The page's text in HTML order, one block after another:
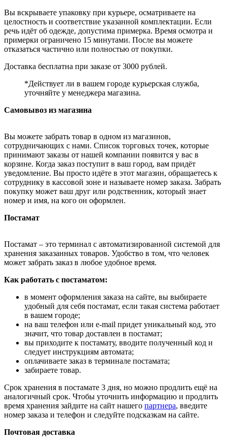
Вы вскрываете упаковку при курьере, осматриваете на
целостность и соответствие указанной комплектации. Если
речь идёт об одежде, допустима примерка. Время осмотра и
примерки ограничено 15 минутами. После вы можете
отказаться частично или полностью от покупки.
Доставка бесплатна при заказе от 3000 рублей.
*Действует ли в вашем городе курьерская служба,
уточняйте у менеджера магазина.
Самовывоз из магазина
Вы можете забрать товар в одном из магазинов,
сотрудничающих с нами. Список торговых точек, которые
принимают заказы от нашей компании появится у вас в
корзине. Когда заказ поступит в ваш город, вам придёт
уведомление. Вы просто идёте в этот магазин, обращаетесь к
сотруднику в кассовой зоне и называете номер заказа. Забрать
покупку может ваш друг или родственник, который знает
номер и имя, на кого он оформлен.
Постамат
Постамат – это терминал с автоматизированной системой для
хранения заказанных товаров. Удобство в том, что человек
может забрать заказ в любое удобное время.
Как работать с постаматом:
в момент оформления заказа на сайте, вы выбираете
удобный для себя постамат, если такая система работает
в вашем городе;
на ваш телефон или e-mail придет уникальный код, это
значит, что товар доставлен в постамат;
вы приходите к постамату, вводите полученный код и
следует инструкциям автомата;
оплачиваете заказ в терминале постамата;
забираете товар.
Срок хранения в постамате 3 дня, но можно продлить ещё на
аналогичный срок. Чтобы уточнить информацию и продлить
время хранения зайдите на сайт нашего партнера, введите
номер заказа и телефон и следуйте подсказкам на сайте.
Почтовая доставка